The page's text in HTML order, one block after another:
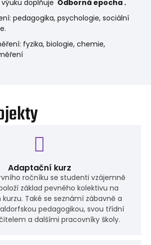
doplňuje Odborná epocha .
pedagogika, psychologie, sociální
fyzika, biologie, chemie,
Adaptační kurz
ročníku se studenti vzájemně
základ pevného kolektivu na
Také se seznámí zábavně a
pedagogikou, svou třídní
a dalšími pracovníky školy.